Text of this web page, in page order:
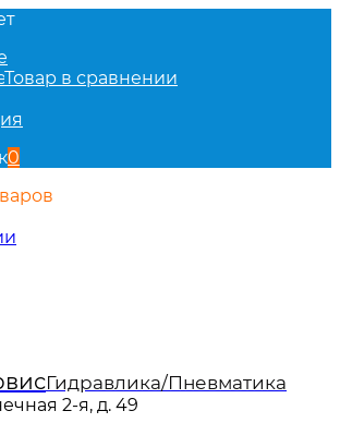
Товар в сравнении
0
Гидравлика/Пневматика
2-я, д. 49